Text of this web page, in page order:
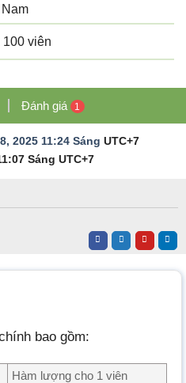
100 viên
Đánh giá 1
2025 11:24 Sáng UTC+7
Sáng UTC+7
bao gồm:
Hàm lượng cho 1 viên